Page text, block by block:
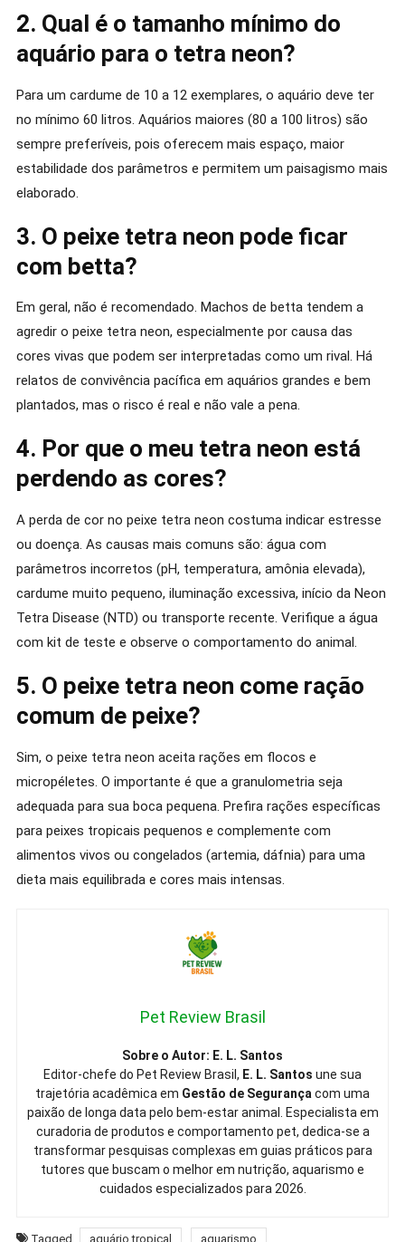
2. Qual é o tamanho mínimo do
aquário para o tetra neon?
Para um cardume de 10 a 12 exemplares, o aquário deve ter
no mínimo 60 litros. Aquários maiores (80 a 100 litros) são
sempre preferíveis, pois oferecem mais espaço, maior
estabilidade dos parâmetros e permitem um paisagismo mais
elaborado.
3. O peixe tetra neon pode ficar
com betta?
Em geral, não é recomendado. Machos de betta tendem a
agredir o peixe tetra neon, especialmente por causa das
cores vivas que podem ser interpretadas como um rival. Há
relatos de convivência pacífica em aquários grandes e bem
plantados, mas o risco é real e não vale a pena.
4. Por que o meu tetra neon está
perdendo as cores?
A perda de cor no peixe tetra neon costuma indicar estresse
ou doença. As causas mais comuns são: água com
parâmetros incorretos (pH, temperatura, amônia elevada),
cardume muito pequeno, iluminação excessiva, início da Neon
Tetra Disease (NTD) ou transporte recente. Verifique a água
com kit de teste e observe o comportamento do animal.
5. O peixe tetra neon come ração
comum de peixe?
Sim, o peixe tetra neon aceita rações em flocos e
micropéletes. O importante é que a granulometria seja
adequada para sua boca pequena. Prefira rações específicas
para peixes tropicais pequenos e complemente com
alimentos vivos ou congelados (artemia, dáfnia) para uma
dieta mais equilibrada e cores mais intensas.
Pet Review Brasil
Sobre o Autor: E. L. Santos
Editor-chefe do Pet Review Brasil, E. L. Santos une sua
trajetória acadêmica em Gestão de Segurançacom uma
paixão de longa data pelo bem-estar animal. Especialista em
curadoria de produtos e comportamento pet, dedica-se a
transformar pesquisas complexas em guias práticos para
tutores que buscam o melhor em nutrição, aquarismo e
cuidados especializados para 2026.
Tagged aquário tropical
aquarismo